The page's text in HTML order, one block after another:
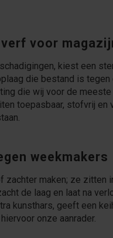
voor
kiest een
die bestand is
die wij voor de
toepasbaar, stofvrij
weekmakers
maken; ze zitten
de laag en laat na
kunsthars, geeft een
onze aanrader.